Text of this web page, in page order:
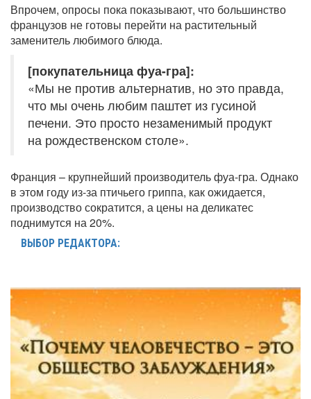
Впрочем, опросы пока показывают, что большинство
французов не готовы перейти на растительный
заменитель любимого блюда.
[покупательница фуа-гра]:
«Мы не против альтернатив, но это правда,
что мы очень любим паштет из гусиной
печени. Это просто незаменимый продукт
на рождественском столе».
Франция – крупнейший производитель фуа-гра. Однако
в этом году из-за птичьего гриппа, как ожидается,
производство сократится, а цены на деликатес
поднимутся на 20%.
ВЫБОР РЕДАКТОРА: